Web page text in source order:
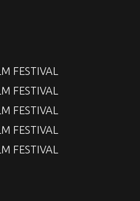
FESTIVAL
FESTIVAL
FESTIVAL
FESTIVAL
FESTIVAL